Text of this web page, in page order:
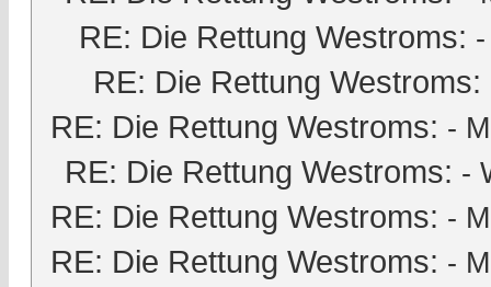
RE: Die Rettung Westroms:
RE: Die Rettung Westroms:
RE: Die Rettung Westroms: -
RE: Die Rettung Westroms: -
RE: Die Rettung Westroms: -
RE: Die Rettung Westroms: -